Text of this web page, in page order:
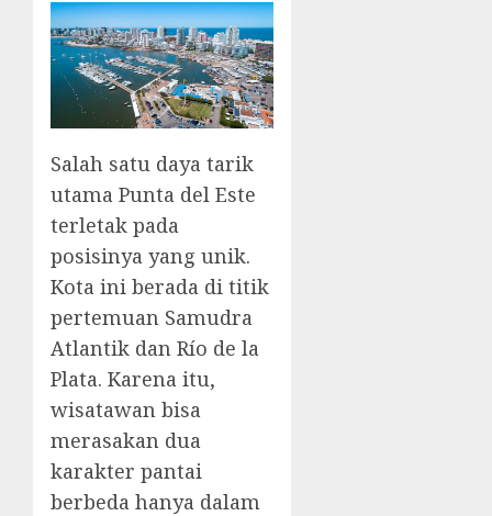
Salah satu daya tarik
utama Punta del Este
terletak pada
posisinya yang unik.
Kota ini berada di titik
pertemuan Samudra
Atlantik dan Río de la
Plata. Karena itu,
wisatawan bisa
merasakan dua
karakter pantai
berbeda hanya dalam